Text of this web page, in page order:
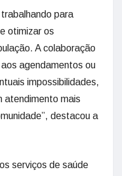
para
otimizar os
A colaboração
agendamentos ou
impossibilidades,
atendimento mais
destacou a
serviços de saúde